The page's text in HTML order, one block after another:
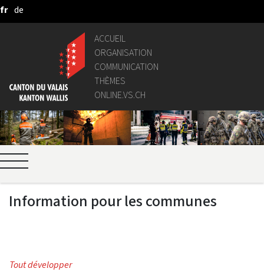
Saut au contenu principal
fr de
ACCUEIL
ORGANISATION
COMMUNICATION
THÈMES
ONLINE.VS.CH
Information pour les communes
Tout développer